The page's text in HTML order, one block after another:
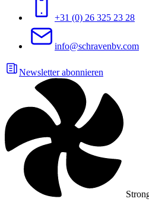
+31 (0) 26 325 23 28
info@schravenbv.com
Newsletter abonnieren